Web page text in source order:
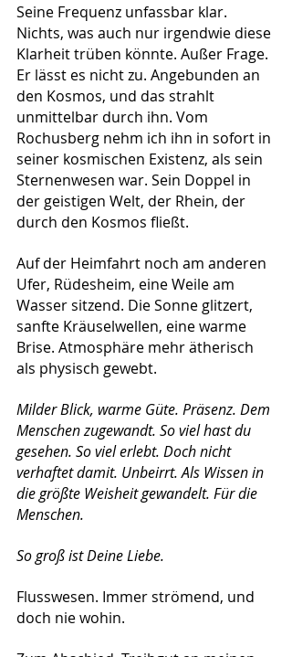
Seine Frequenz unfassbar klar.
Nichts, was auch nur irgendwie diese
Klarheit trüben könnte. Außer Frage.
Er lässt es nicht zu. Angebunden an
den Kosmos, und das strahlt
unmittelbar durch ihn. Vom
Rochusberg nehm ich ihn in sofort in
seiner kosmischen Existenz, als sein
Sternenwesen war. Sein Doppel in
der geistigen Welt, der Rhein, der
durch den Kosmos fließt.
Auf der Heimfahrt noch am anderen
Ufer, Rüdesheim, eine Weile am
Wasser sitzend. Die Sonne glitzert,
sanfte Kräuselwellen, eine warme
Brise. Atmosphäre mehr ätherisch
als physisch gewebt.
Milder Blick, warme Güte. Präsenz. Dem
Menschen zugewandt. So viel hast du
gesehen. So viel erlebt. Doch nicht
verhaftet damit. Unbeirrt. Als Wissen in
die größte Weisheit gewandelt. Für die
Menschen.
So groß ist Deine Liebe.
Flusswesen. Immer strömend, und
doch nie wohin.